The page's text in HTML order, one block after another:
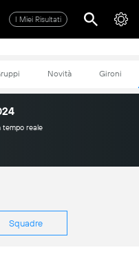
I Miei Risultati
Novità Gironi
tempo reale
Squadre